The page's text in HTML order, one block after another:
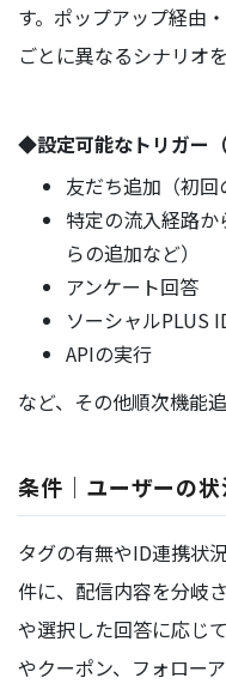
す。ポップアップ経由
ごとに異なるシナリオ
◆設定可能なトリガー（
友だち追加（初回
特定の流入経路
らの追加など）
アンケート回答
ソーシャルPLUS
APIの実行
など、その他順次機能
条件｜ユーザーの
タグの有無やID連携状
件に、配信内容を分岐
や選択した回答に応じ
やクーポン、フォロー